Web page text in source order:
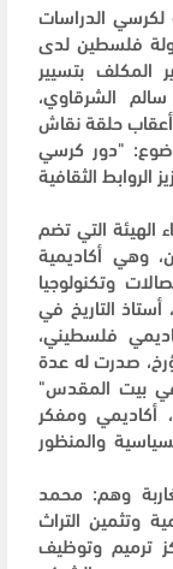
لكرسي الدراسات
فلسطين لدى
المكلف بتسيير
الشرقاوي،
حلقة نقاش
"دور كرسي
الثقافية
الهيئة التي تضم
وهي أكاديمية
وتكنولوجيا
التاريخ في
فلسطيني،
صدرت له عدة
في بيت المقدس"
أكاديمي ومفكر
والمنظور
وهم: محمد
وتثمين التراث
ترميم وتوظيف